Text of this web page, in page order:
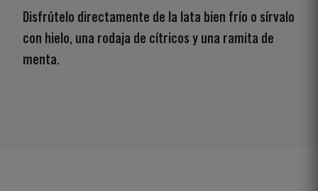
Disfrútelo directamente de la lata bien frío o sírvalo
con hielo, una rodaja de cítricos y una ramita de
menta.